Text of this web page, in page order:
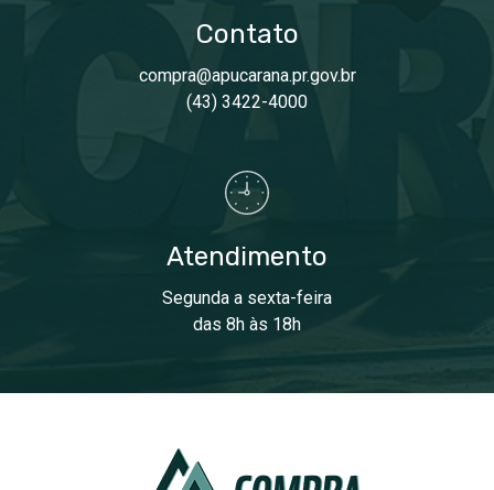
Contato
compra@apucarana.pr.gov.br
(43) 3422-4000
Atendimento
Segunda a sexta-feira
das 8h às 18h